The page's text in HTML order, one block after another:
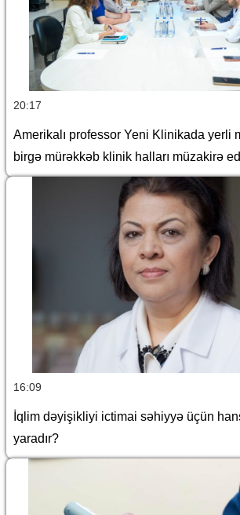
20:17
Amerikalı professor Yeni Klinikada yerli
birgə mürəkkəb klinik halları müzakirə
16:09
İqlim dəyişikliyi ictimai səhiyyə üçün
yaradır?